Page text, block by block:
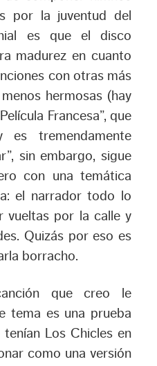
por la juventud del
es que el disco
madurez en cuanto
con otras más
hermosas (hay
Francesa”, que
tremendamente
sin embargo, sigue
con una temática
el narrador todo lo
vueltas por la calle y
Quizás por eso es
borracho.
que creo le
tema es una prueba
Los Chicles en
como una versión